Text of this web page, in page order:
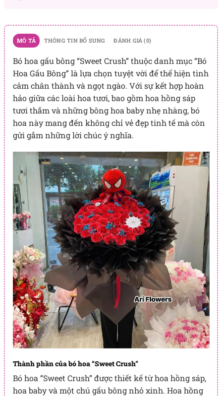
MÔ TẢ THÔNG TIN BỔ SUNG ĐÁNH GIÁ (0)
Bó hoa gấu bông “Sweet Crush” thuộc danh mục “Bó
Hoa Gấu Bông” là lựa chọn tuyệt vời để thể hiện tình
cảm chân thành và ngọt ngào. Với sự kết hợp hoàn
hảo giữa các loài hoa tươi, bao gồm hoa hồng sáp
tươi thắm và những bông hoa baby nhẹ nhàng, bó
hoa này mang đến không chỉ vẻ đẹp tinh tế mà còn
gửi gắm những lời chúc ý nghĩa.
Thành phần của bó hoa “Sweet Crush”
Bó hoa “Sweet Crush” được thiết kế từ hoa hồng sáp,
hoa baby và một chú gấu bông nhỏ xinh. Hoa hồng